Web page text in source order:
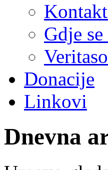
Gdje
Donacije
Linkovi
Dnevna